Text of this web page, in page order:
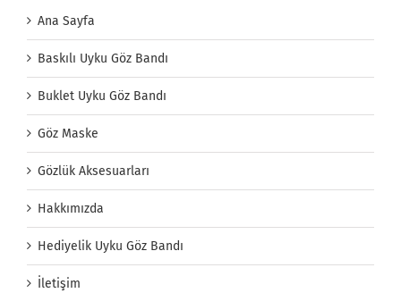
Ana Sayfa
Baskılı Uyku Göz Bandı
Buklet Uyku Göz Bandı
Göz Maske
Gözlük Aksesuarları
Hakkımızda
Hediyelik Uyku Göz Bandı
İletişim